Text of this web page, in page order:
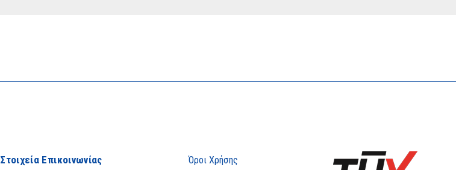
Στοιχεία Επικοινωνίας
Όροι Χρήσης